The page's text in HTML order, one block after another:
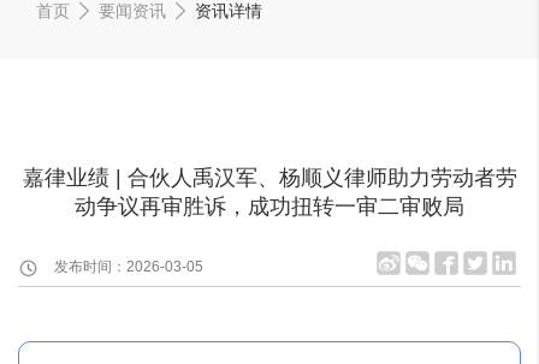
首页 要闻资讯 资讯详情
嘉律业绩 | 合伙人禹汉军、杨顺义律师助力劳动者劳
动争议再审胜诉，成功扭转一审二审败局
发布时间：2026-03-05